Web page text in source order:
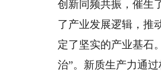
创新同频共振，催生
了产业发展逻辑，推
定了坚实的产业基石
治”。新质生产力通